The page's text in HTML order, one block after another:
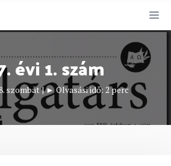
évi 1. szám
szombat|► Olvasási idő: 2perc